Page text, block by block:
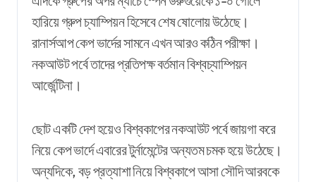
হারিয়ে গ্রুপ চ্যাম্পিয়ন হিসেবে শেষ ষোলোয় উঠেছে।
রানার্সআপ কেপ ভার্দের সামনে এখন আরও কঠিন পরীক্ষা।
নকআউট পর্বে তাদের প্রতিপক্ষ বর্তমান বিশ্বচ্যাম্পিয়ন
আর্জেন্টিনা।
ছোট একটি দেশ হয়েও বিশ্বকাপের নকআউট পর্বে জায়গা করে
নিয়ে কেপ ভার্দে এবারের টুর্নামেন্টের অন্যতম চমক হয়ে উঠেছে।
অন্যদিকে, বড় প্রত্যাশা নিয়ে বিশ্বকাপে আসা সৌদি আরবকে